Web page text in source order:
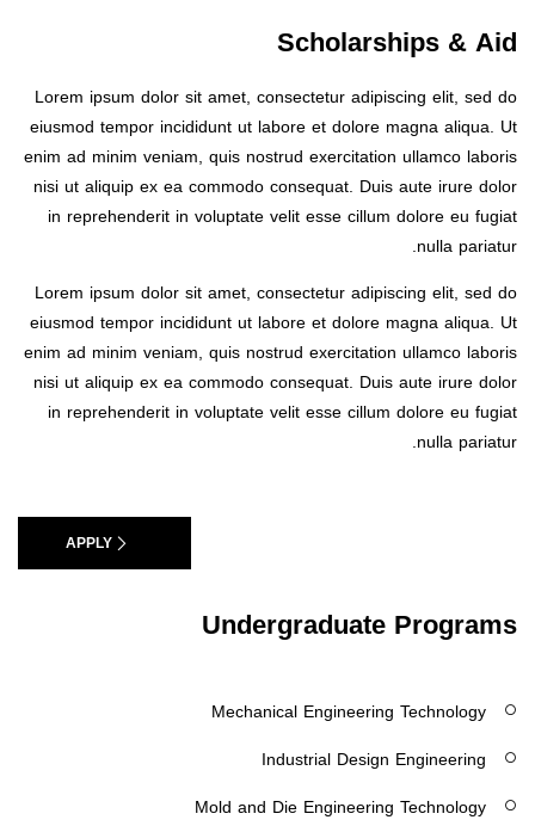
Scholarships & Aid
Lorem ipsum dolor sit amet, consectetur adipiscing elit, sed do
eiusmod tempor incididunt ut labore et dolore magna aliqua. Ut
enim ad minim veniam, quis nostrud exercitation ullamco laboris
nisi ut aliquip ex ea commodo consequat. Duis aute irure dolor
in reprehenderit in voluptate velit esse cillum dolore eu fugiat
nulla pariatur.
Lorem ipsum dolor sit amet, consectetur adipiscing elit, sed do
eiusmod tempor incididunt ut labore et dolore magna aliqua. Ut
enim ad minim veniam, quis nostrud exercitation ullamco laboris
nisi ut aliquip ex ea commodo consequat. Duis aute irure dolor
in reprehenderit in voluptate velit esse cillum dolore eu fugiat
nulla pariatur.
APPLY
Undergraduate Programs
Mechanical Engineering Technology
Industrial Design Engineering
Mold and Die Engineering Technology